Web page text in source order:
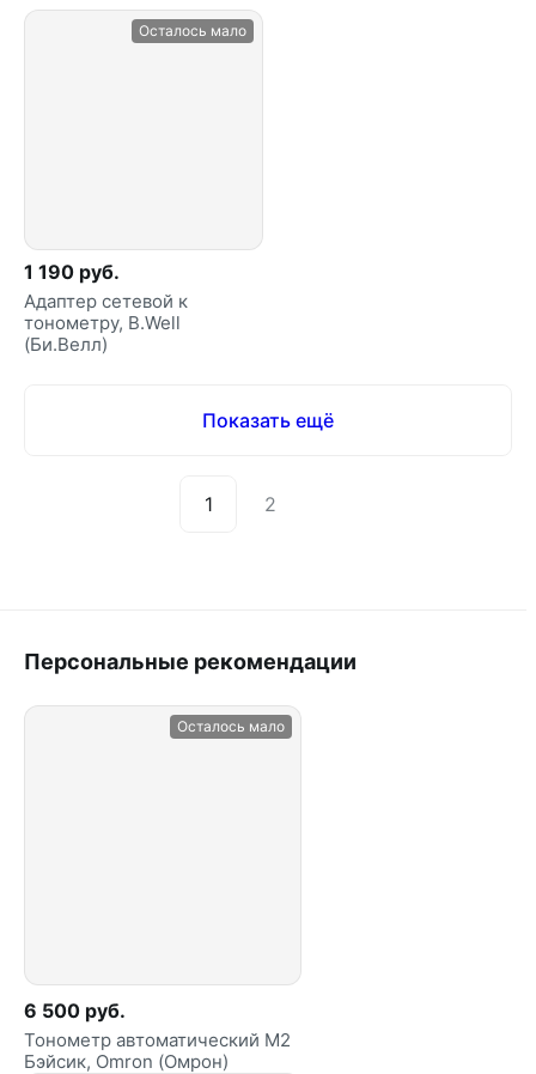
Осталось мало
1 190 руб.
Адаптер сетевой к
тонометру, B.Well
(Би.Велл)
Показать ещё
1 2
Персональные рекомендации
Осталось мало
6 500 руб.
Тонометр автоматический M2
Бэйсик, Omron (Омрон)